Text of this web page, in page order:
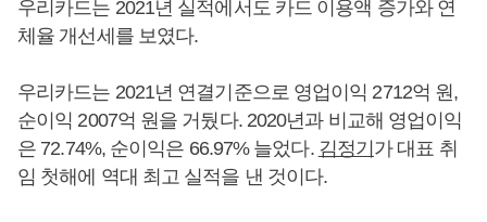
우리카드는 2021년 실적에서도 카드 이용액 증가와 연
체율 개선세를 보였다.
우리카드는 2021년 연결기준으로 영업이익 2712억 원,
순이익 2007억 원을 거뒀다. 2020년과 비교해 영업이익
은 72.74%, 순이익은 66.97% 늘었다. 김정기가 대표 취
임 첫해에 역대 최고 실적을 낸 것이다.